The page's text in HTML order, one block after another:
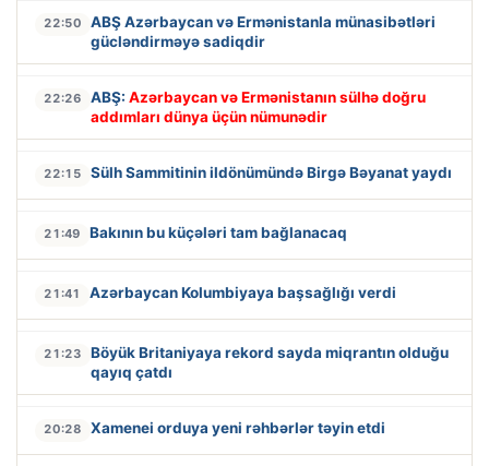
22:50
ABŞ Azərbaycan və Ermənistanla münasibətləri
gücləndirməyə sadiqdir
22:26 ABŞ: Azərbaycan və Ermənistanın sülhə doğru
addımları dünya üçün nümunədir
22:15 Sülh Sammitinin ildönümündə Birgə Bəyanat yaydı
21:49 Bakının bu küçələri tam bağlanacaq
21:41 Azərbaycan Kolumbiyaya başsağlığı verdi
21:23
Böyük Britaniyaya rekord sayda miqrantın olduğu
qayıq çatdı
20:28 Xamenei orduya yeni rəhbərlər təyin etdi